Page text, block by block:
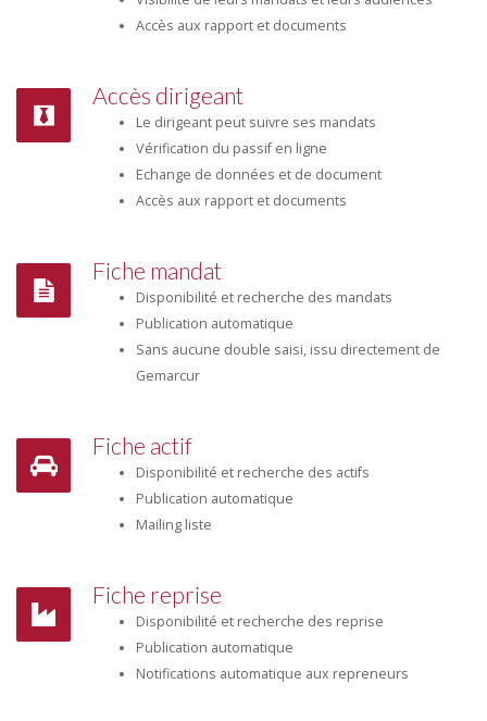
Accès aux rapport et documents
Accès dirigeant
Le dirigeant peut suivre ses mandats
Vérification du passif en ligne
Echange de données et de document
Accès aux rapport et documents
Fiche mandat
Disponibilité et recherche des mandats
Publication automatique
Sans aucune double saisi, issu directement de
Gemarcur
Fiche actif
Disponibilité et recherche des actifs
Publication automatique
Mailing liste
Fiche reprise
Disponibilité et recherche des reprise
Publication automatique
Notifications automatique aux repreneurs